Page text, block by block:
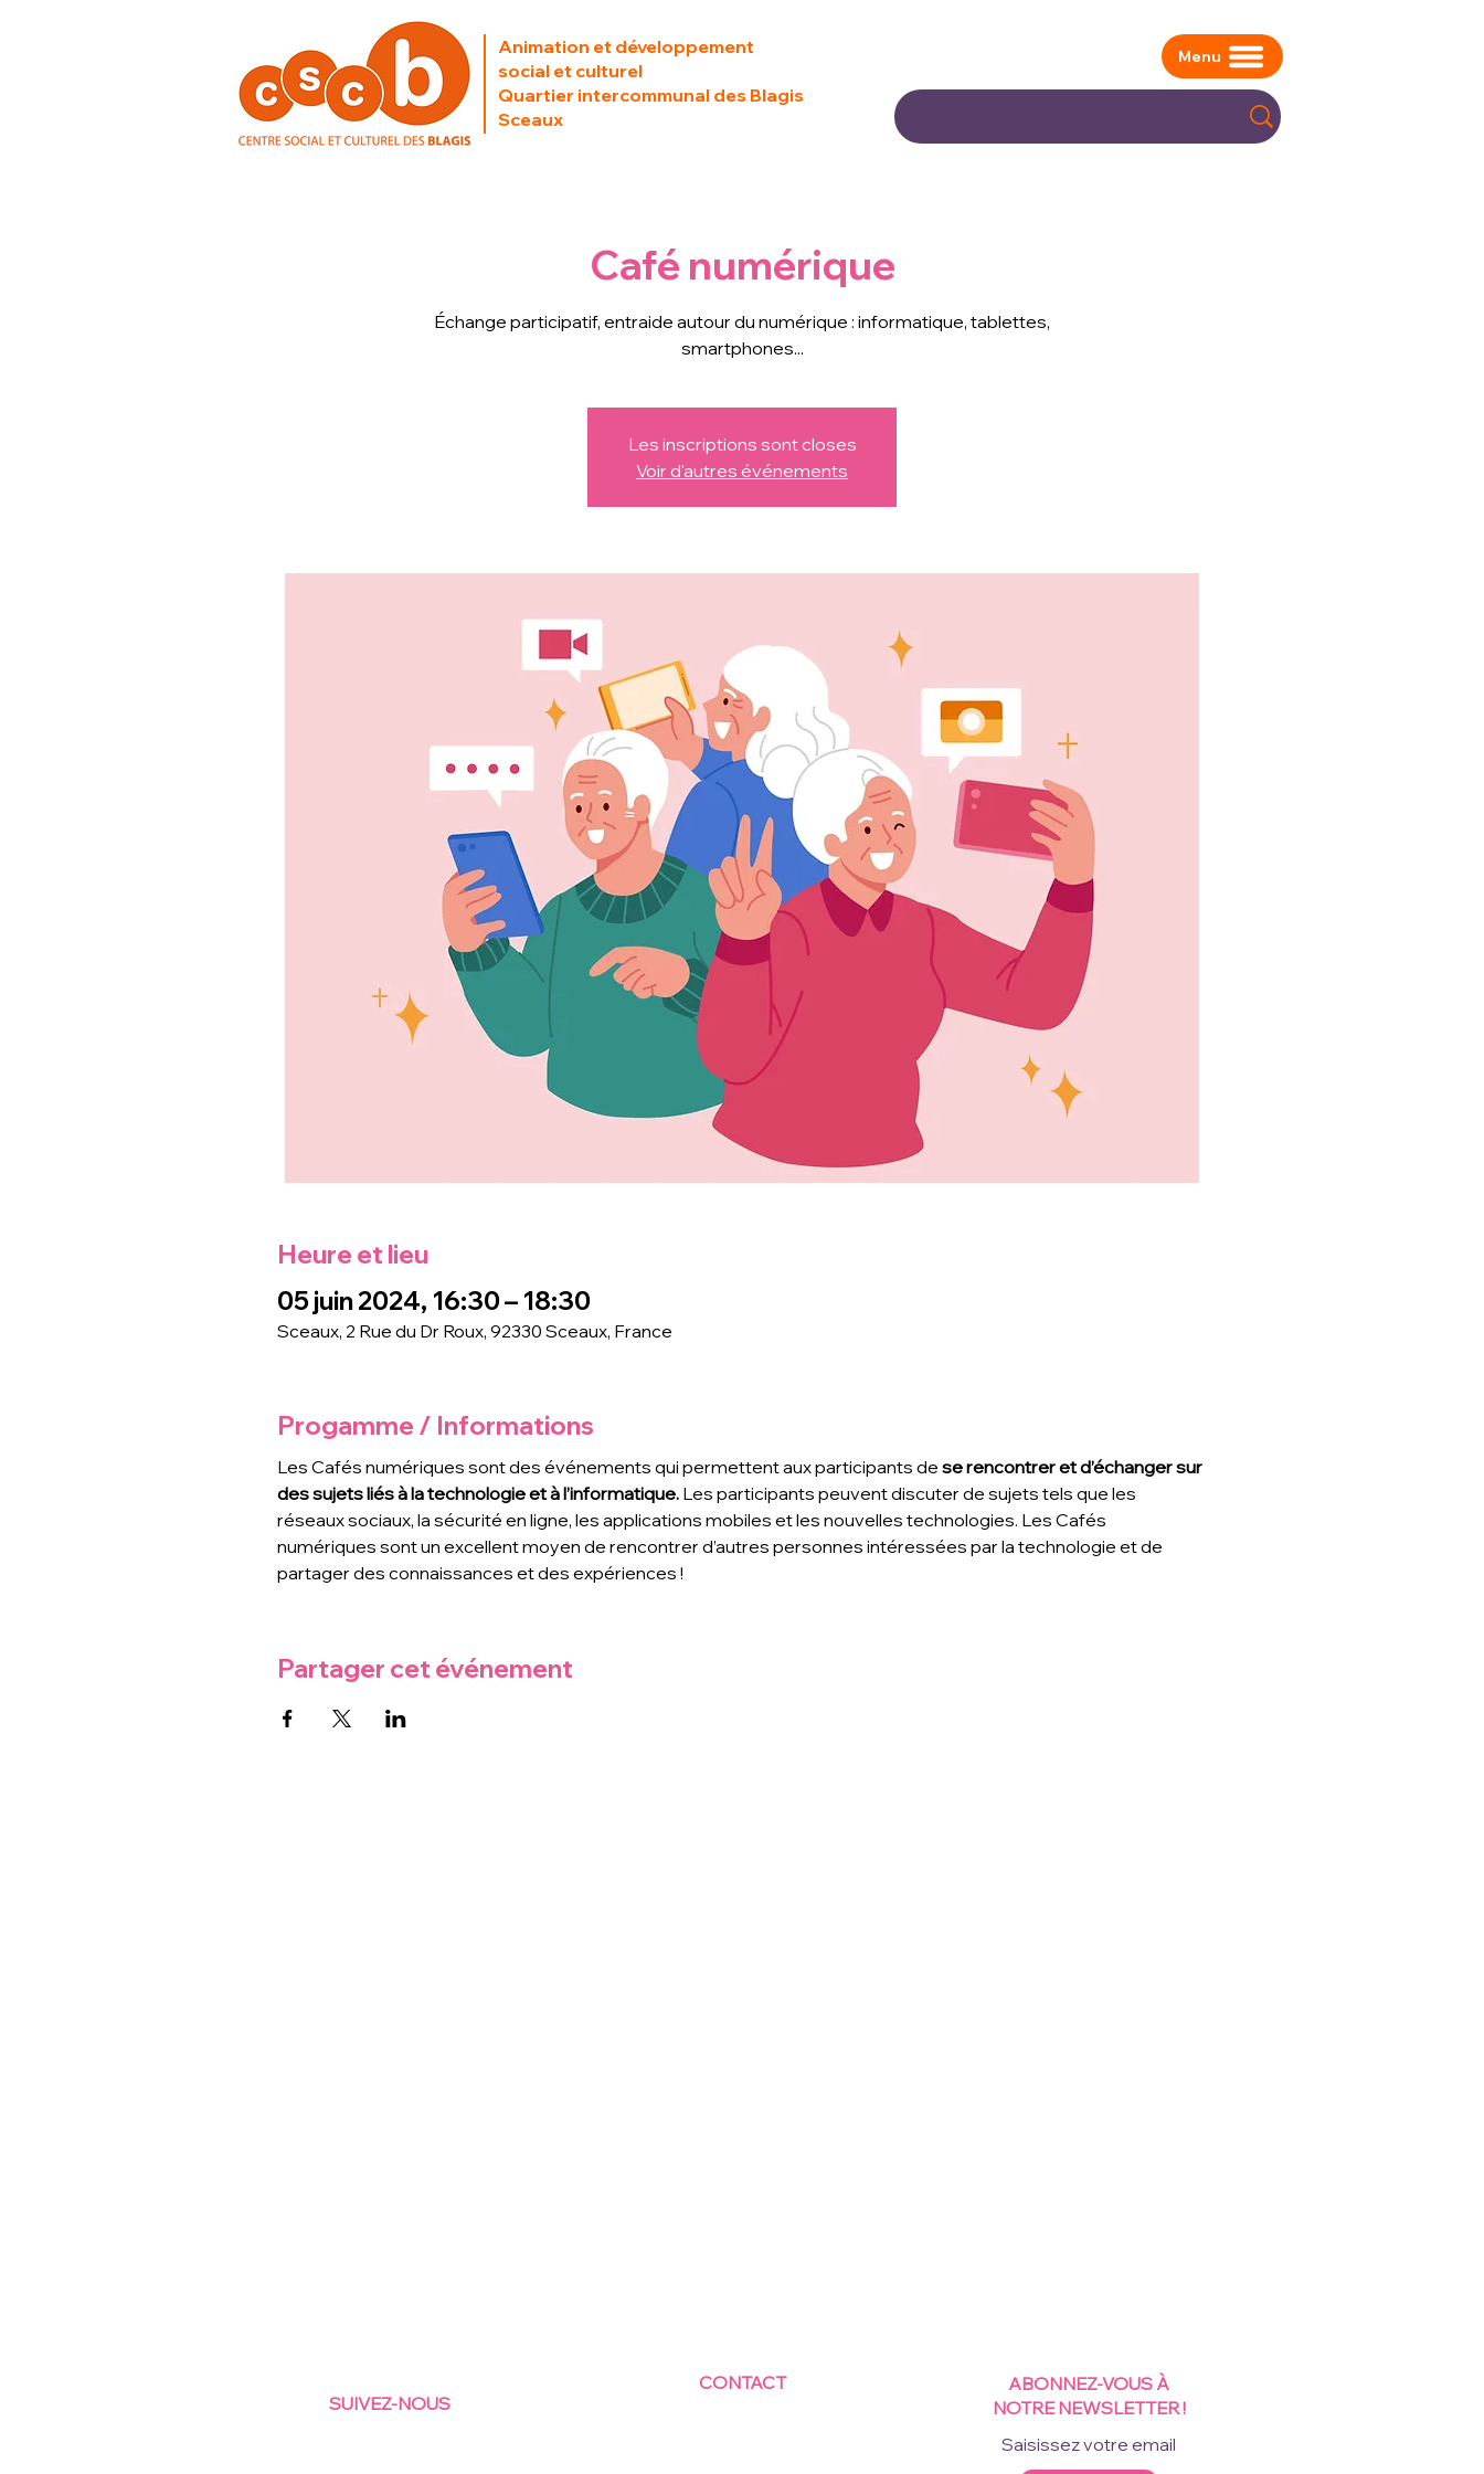
Animation et développement
social et culturel
Quartier intercommunal des Blagis
Sceaux
Menu
Café numérique
Échange participatif, entraide autour du numérique : informatique, tablettes,
smartphones...
Les inscriptions sont closes
Voir d'autres événements
Heure et lieu
05 juin 2024, 16:30 – 18:30
Sceaux, 2 Rue du Dr Roux, 92330 Sceaux, France
Progamme / Informations
Les Cafés numériques sont des événements qui permettent aux participants de se rencontrer et d’échanger sur
des sujets liés à la technologie et à l’informatique. Les participants peuvent discuter de sujets tels que les
réseaux sociaux, la sécurité en ligne, les applications mobiles et les nouvelles technologies. Les Cafés
numériques sont un excellent moyen de rencontrer d’autres personnes intéressées par la technologie et de
partager des connaissances et des expériences !
Partager cet événement
SUIVEZ-NOUS
CONTACT
ABONNEZ-VOUS À
NOTRE NEWSLETTER !